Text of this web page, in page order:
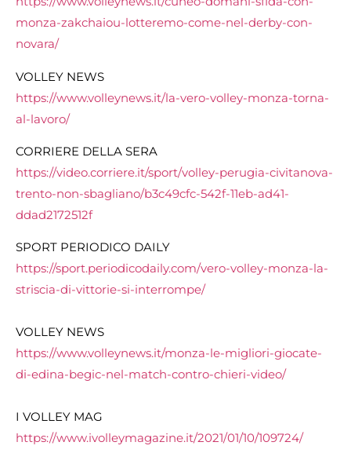
monza-zakchaiou-lotteremo-come-nel-derby-con-
novara/
VOLLEY NEWS
https://www.volleynews.it/la-vero-volley-monza-torna-
al-lavoro/
CORRIERE DELLA SERA
https://video.corriere.it/sport/volley-perugia-civitanova-
trento-non-sbagliano/b3c49cfc-542f-11eb-ad41-
ddad2172512f
SPORT PERIODICO DAILY
https://sport.periodicodaily.com/vero-volley-monza-la-
striscia-di-vittorie-si-interrompe/
VOLLEY NEWS
https://www.volleynews.it/monza-le-migliori-giocate-
di-edina-begic-nel-match-contro-chieri-video/
I VOLLEY MAG
https://www.ivolleymagazine.it/2021/01/10/109724/